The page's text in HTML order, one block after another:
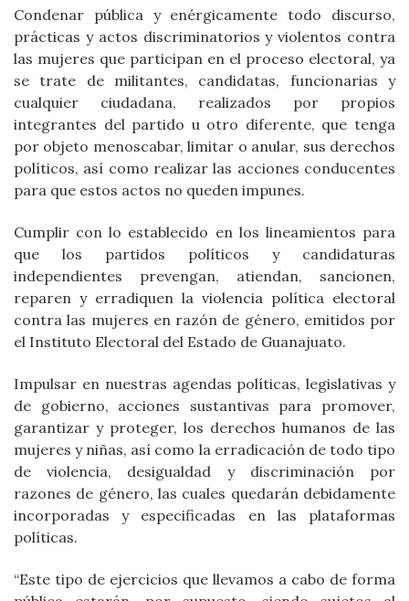
Condenar pública y enérgicamente todo discurso,
prácticas y actos discriminatorios y violentos contra
las mujeres que participan en el proceso electoral, ya
se trate de militantes, candidatas, funcionarias y
cualquier ciudadana, realizados por propios
integrantes del partido u otro diferente, que tenga
por objeto menoscabar, limitar o anular, sus derechos
políticos, así como realizar las acciones conducentes
para que estos actos no queden impunes.
Cumplir con lo establecido en los lineamientos para
que los partidos políticos y candidaturas
independientes prevengan, atiendan, sancionen,
reparen y erradiquen la violencia política electoral
contra las mujeres en razón de género, emitidos por
el Instituto Electoral del Estado de Guanajuato.
Impulsar en nuestras agendas políticas, legislativas y
de gobierno, acciones sustantivas para promover,
garantizar y proteger, los derechos humanos de las
mujeres y niñas, así como la erradicación de todo tipo
de violencia, desigualdad y discriminación por
razones de género, las cuales quedarán debidamente
incorporadas y especificadas en las plataformas
políticas.
“Este tipo de ejercicios que llevamos a cabo de forma